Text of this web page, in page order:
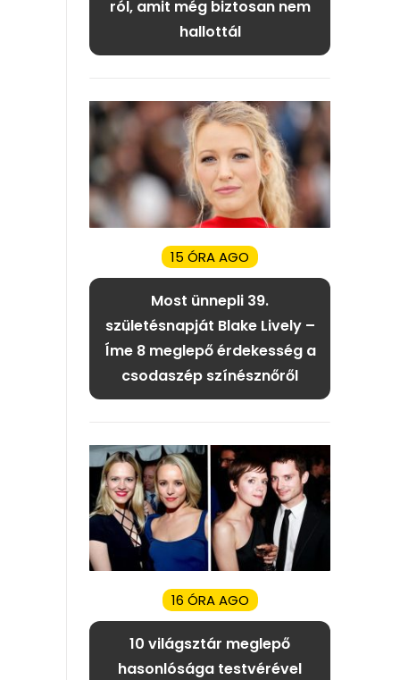
ról, amit még biztosan nem
hallottál
15 ÓRA AGO
Most ünnepli 39.
születésnapját Blake Lively –
Íme 8 meglepő érdekesség a
csodaszép színésznőről
16 ÓRA AGO
10 világsztár meglepő
hasonlósága testvérével